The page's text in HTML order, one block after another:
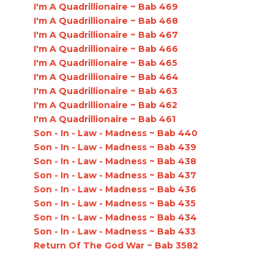
I'm A Quadrillionaire ~ Bab 469
I'm A Quadrillionaire ~ Bab 468
I'm A Quadrillionaire ~ Bab 467
I'm A Quadrillionaire ~ Bab 466
I'm A Quadrillionaire ~ Bab 465
I'm A Quadrillionaire ~ Bab 464
I'm A Quadrillionaire ~ Bab 463
I'm A Quadrillionaire ~ Bab 462
I'm A Quadrillionaire ~ Bab 461
Son - In - Law - Madness ~ Bab 440
Son - In - Law - Madness ~ Bab 439
Son - In - Law - Madness ~ Bab 438
Son - In - Law - Madness ~ Bab 437
Son - In - Law - Madness ~ Bab 436
Son - In - Law - Madness ~ Bab 435
Son - In - Law - Madness ~ Bab 434
Son - In - Law - Madness ~ Bab 433
Return Of The God War ~ Bab 3582